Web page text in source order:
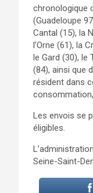
chronologique
(Guadeloupe
Cantal (15), la
l’Orne (61), la
le Gard (30), le
(84), ainsi que
résident dans
Les envois se
éligibles.
Seine-Saint-